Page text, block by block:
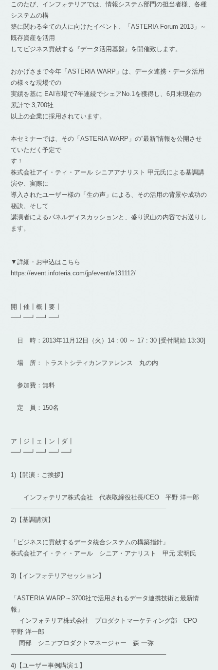
このたび、インフォテリアでは、情報システム部門の担当者様、各種
システムの構
築に関わる全ての人に向けたイベント、「ASTERIA Forum 2013」～
既存資産を活用
してビジネス貢献する『データ活用基盤』を開催致します。
おかげさまで今年「ASTERIA WARP」は、データ連携・データ活用
の様々な現場での
実績を基に EAI市場で7年連続でシェアNo.1を獲得し、6月末現在の
累計で 3,700社
以上の企業に採用されています。
本セミナーでは、その「ASTERIA WARP」の”最新”情報を公開させ
ていただく予定で
す！
株式会社アイ・ティ・アール シニアアナリスト 甲元氏による基調講
演や、実際に
導入されたユーザー様の「生の声」による、その活用の背景や成功の
秘訣、そして
講演者によるパネルディスカッションと、盛り沢山の内容でお送りし
ます。
▼詳細・お申込はこちら
https://event.infoteria.com/jp/event/e131112/
開┃催┃概┃要┃
━┛━┛━┛━┛
日 時：2013年11月12日（火）14 : 00 ～ 17 : 30 [受付開始 13:30]
場 所： トラストシティカンファレンス 丸の内
参加費：無料
定 員：150名
ア┃ジ┃ェ┃ン┃ダ┃
━┛━┛━┛━┛━┛
1)【開演：ご挨拶】
インフォテリア株式会社 代表取締役社長/CEO 平野 洋一郎
————————————————————————–
2)【基調講演】
「ビジネスに貢献するデータ統合システムの構築指針」
株式会社アイ・ティ・アール シニア・アナリスト 甲元 宏明氏
————————————————————————–
3)【インフォテリアセッション】
「ASTERIA WARP～3700社で活用されるデータ連携技術と最新情
報」
インフォテリア株式会社 プロダクトマーケティング部 CPO
平野 洋一郎
同部 シニアプロダクトマネージャー 森 一弥
————————————————————————–
4)【ユーザー事例講演１】